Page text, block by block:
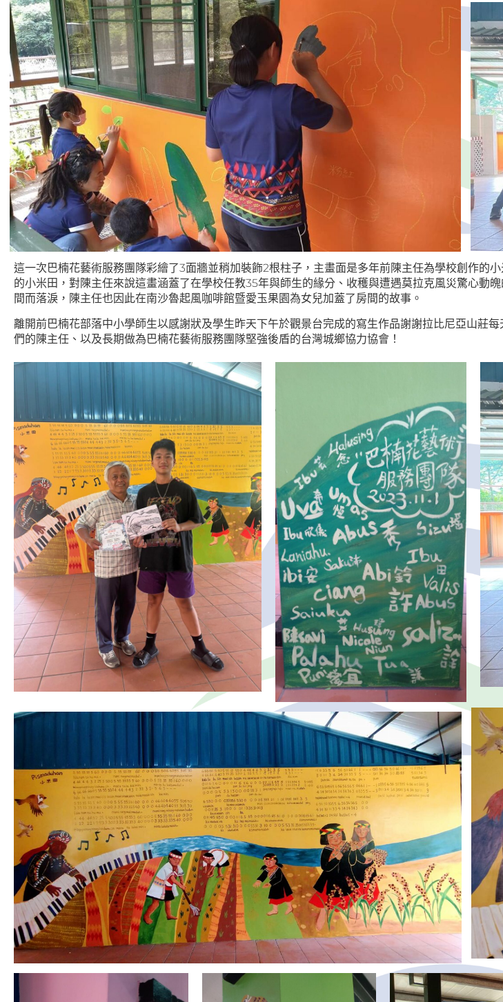
這一次巴楠花藝術服務團隊彩繪了3面牆並稍加裝飾2根柱子，主畫面是多年前陳主任為學校創作的
的小米田，對陳主任來說這畫涵蓋了在學校任教35年與師生的緣分、收穫與遭遇莫拉克風災驚心動
間而落淚，陳主任也因此在南沙魯起風咖啡館暨愛玉果園為女兒加蓋了房間的故事。
離開前巴楠花部落中小學師生以感謝狀及學生昨天下午於觀景台完成的寫生作品謝謝拉比尼亞山莊
們的陳主任、以及長期做為巴楠花藝術服務團隊堅強後盾的台灣城鄉協力協會！